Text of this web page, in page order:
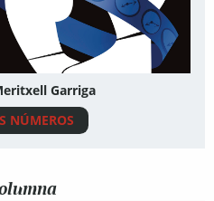
Garriga
NÚMEROS